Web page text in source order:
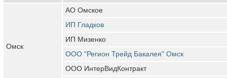
Омск
АО Омское
ИП Гладков
ИП Мизенко
ООО "Регион Трейд Бакалея" Омск
ООО ИнтерВидКонтракт